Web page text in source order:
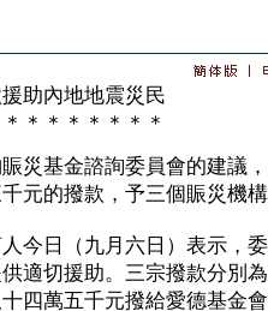
助內地地震災民
＊＊＊＊＊＊＊
基金諮詢委員會的建議，
元的撥款，予三個賑災機
日（九月六日）表示，委
適切援助。三宗撥款分別
四萬五千元撥給愛德基金